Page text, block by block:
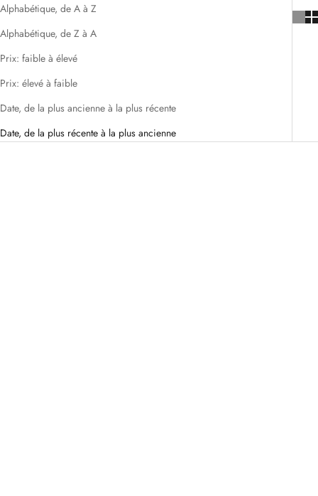
Alphabétique, de A à Z
Alphabétique, de Z à A
Prix: faible à élevé
Prix: élevé à faible
Date, de la plus ancienne à la plus récente
Date, de la plus récente à la plus ancienne